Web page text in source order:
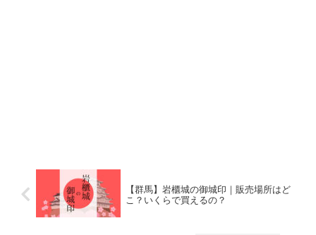
【群馬】岩櫃城の御城印｜販売場所はど
こ？いくらで買えるの？